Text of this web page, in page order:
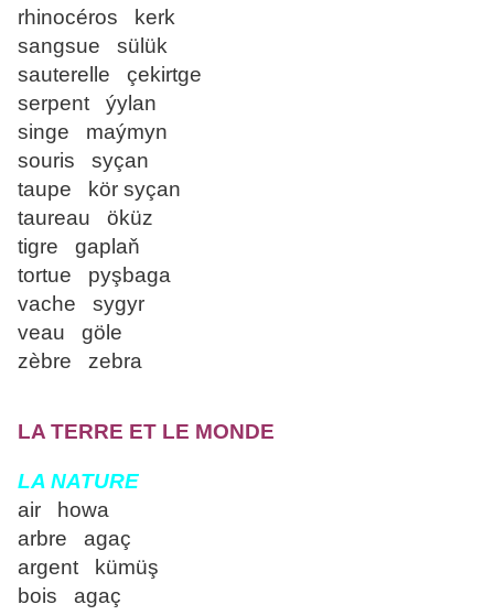
rhinocéros kerk
sangsue sülük
sauterelle çekirtge
serpent ýylan
singe maýmyn
souris syçan
taupe kör syçan
taureau öküz
tigre gaplaň
tortue pyşbaga
vache sygyr
veau göle
zèbre zebra
LA TERRE ET LE MONDE
LA NATURE
air howa
arbre agaç
argent kümüş
bois agaç